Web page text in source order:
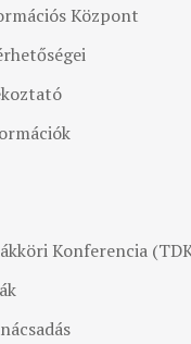
Központ
Konferencia